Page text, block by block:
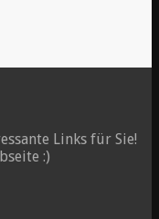
Links für Sie!
:)